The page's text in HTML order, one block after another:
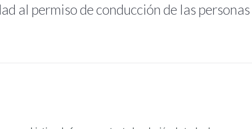
al permiso de conducción de las